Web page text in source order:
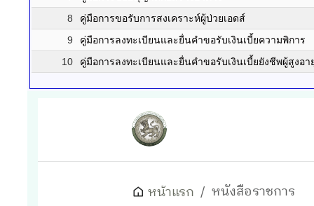
8
คู่มือการขอรับการสงเคราะห์ผู้ป่วยเอดส์
9
คู่มือการลงทะเบียนและยื่นคำขอรับเงินเบี้ยความพิการ
10
คู่มือการลงทะเบียนและยื่นคำขอรับเงินเบี้ยยังชีพผู้สูงอา